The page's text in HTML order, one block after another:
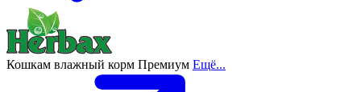
Кошкам влажный корм Премиум Ещё...